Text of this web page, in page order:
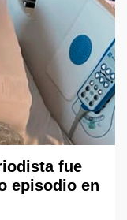
fue
episodio en